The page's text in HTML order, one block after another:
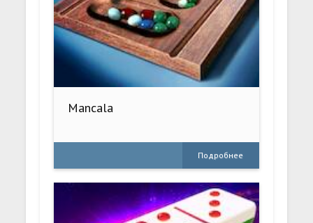
Mancala
Подробнее